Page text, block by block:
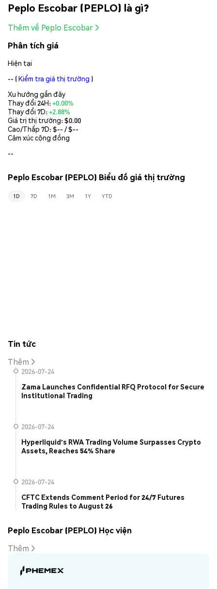
Peplo Escobar (PEPLO) là gì?
Thêm về Peplo Escobar
Phân tích giá
Hiện tại
-- (Kiểm tra giá thị trường )
Xu hướng gần đây
Thay đổi 24H:+0.00%
Thay đổi 7D:+2.88%
Giá trị thị trường:$0.00
Cao/Thấp 7D: $-- / $--
Cảm xúc cộng đồng
--
Peplo Escobar (PEPLO) Biểu đồ giá thị trường
1D 7D 1M 3M 1Y YTD
Tin tức
Thêm
2026-07-24
Zama Launches Confidential RFQ Protocol for Secure
Institutional Trading
2026-07-24
Hyperliquid's RWA Trading Volume Surpasses Crypto
Assets, Reaches 54% Share
2026-07-24
CFTC Extends Comment Period for 24/7 Futures
Trading Rules to August 26
Peplo Escobar (PEPLO) Học viện
Thêm